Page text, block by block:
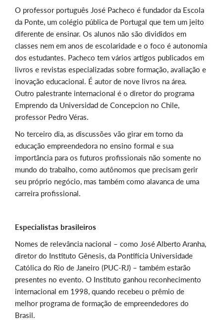
O professor português José Pacheco é fundador da Escola
da Ponte, um colégio pública de Portugal que tem um jeito
diferente de ensinar. Os alunos não são divididos em
classes nem em anos de escolaridade e o foco é autonomia
dos estudantes. Pacheco tem vários artigos publicados em
livros e revistas especializadas sobre formação, avaliação e
inovação educacional. É autor de nove livros na área.
Outro palestrante internacional é o diretor do programa
Emprendo da Universidad de Concepcion no Chile,
professor Pedro Véras.
No terceiro dia, as discussões vão girar em torno da
educação empreendedora no ensino formal e sua
importância para os futuros profissionais não somente no
mundo do trabalho, como autônomos que precisam gerir
seu próprio negócio, mas também como alavanca de uma
carreira profissional.
Especialistas brasileiros
Nomes de relevância nacional – como José Alberto Aranha,
diretor do Instituto Gênesis, da Pontifícia Universidade
Católica do Rio de Janeiro (PUC-RJ) – também estarão
presentes no evento. O Instituto ganhou reconhecimento
internacional em 1998, quando recebeu o prêmio de
melhor programa de formação de empreendedores do
Brasil.